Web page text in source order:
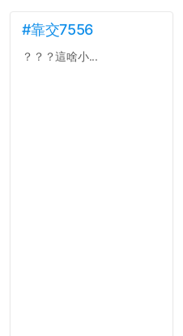
#靠交7556
？？？這啥小...